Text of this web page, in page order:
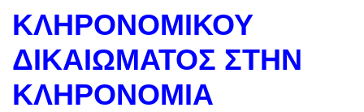
ΚΛΗΡΟΝΟΜΙΚΟΥ
ΔΙΚΑΙΩΜΑΤΟΣ ΣΤΗΝ
ΚΛΗΡΟΝΟΜΙΑ